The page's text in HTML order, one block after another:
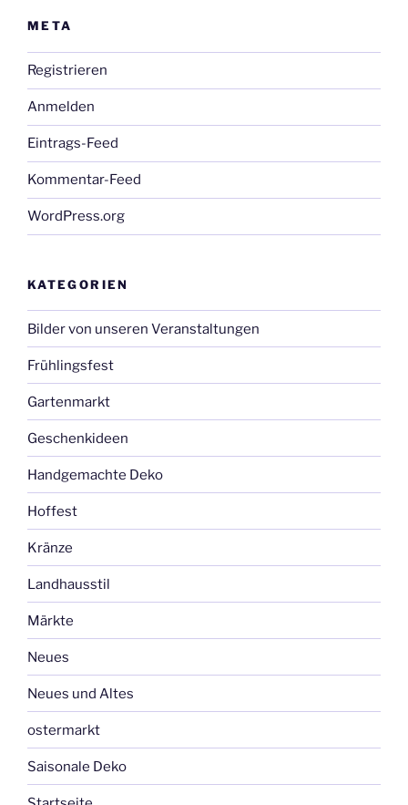
META
Registrieren
Anmelden
Eintrags-Feed
Kommentar-Feed
WordPress.org
KATEGORIEN
Bilder von unseren Veranstaltungen
Frühlingsfest
Gartenmarkt
Geschenkideen
Handgemachte Deko
Hoffest
Kränze
Landhausstil
Märkte
Neues
Neues und Altes
ostermarkt
Saisonale Deko